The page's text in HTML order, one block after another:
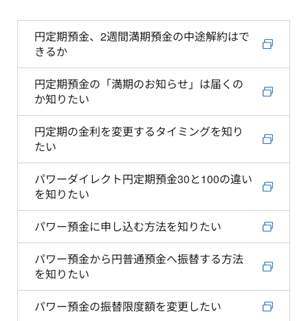
円定期預金、2週間満期預金の中途解約はで
きるか
円定期預金の「満期のお知らせ」は届くの
か知りたい
円定期の金利を変更するタイミングを知り
たい
パワーダイレクト円定期預金30と100の違い
を知りたい
パワー預金に申し込む方法を知りたい
パワー預金から円普通預金へ振替する方法
を知りたい
パワー預金の振替限度額を変更したい